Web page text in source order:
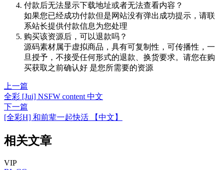
付款后无法显示下载地址或者无法查看内容？
如果您已经成功付款但是网站没有弹出成功提示，请联
系站长提供付款信息为您处理
购买该资源后，可以退款吗？
源码素材属于虚拟商品，具有可复制性，可传播性，一
旦授予，不接受任何形式的退款、换货要求。请您在购
买获取之前确认好 是您所需要的资源
上一篇
全彩 [Jui] NSFW content 中文
下一篇
[全彩H] 和前辈一起快活 【中文】
相关文章
VIP